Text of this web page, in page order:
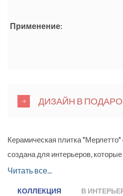
Применение:
ДИЗАЙН В
Керамическая плитка
создана для интерьеров,
особенным очарованием и
Читать все...
КОЛЛЕКЦИЯ В